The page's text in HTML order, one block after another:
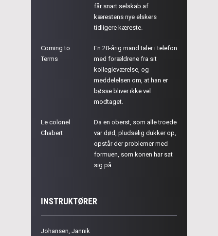
får snart selskab af
kærestens nye elskers
tidligere kæreste.
Coming to
Terms
En 20-årig mand taler i telefon
med forældrene fra sit
kollegieværelse, og
meddelelsen om, at han er
bøsse bliver ikke vel
modtaget.
Le colonel
Chabert
Da en oberst, som alle troede
var død, pludselig dukker op,
opstår der problemer med
formuen, som konen har sat
sig på.
INSTRUKTØRER
Johansen, Jannik